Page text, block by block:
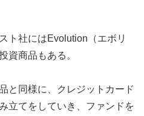
ト社にはEvolution（エボリ
資商品もある。
と同様に、クレジットカード
立てをしていき、ファンドを